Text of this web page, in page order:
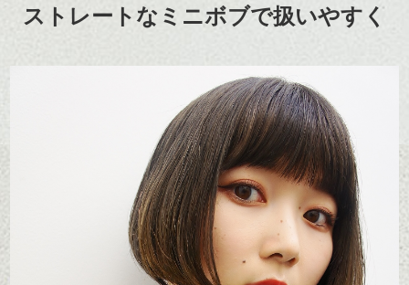
ストレートなミニボブで扱いやすく